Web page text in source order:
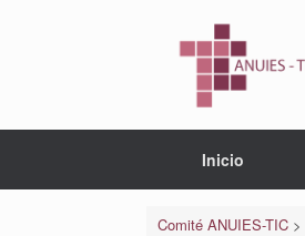
Inicio
Comité ANUIES-TIC>